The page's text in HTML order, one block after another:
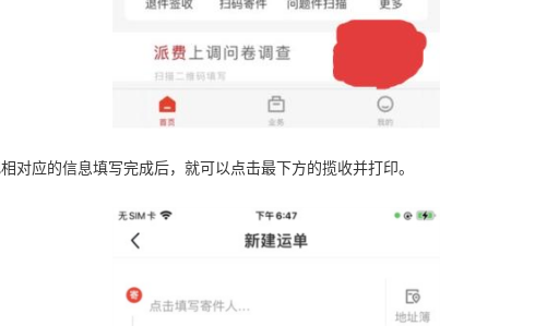
对应的信息填写完成后，就可以点击最下方的揽收并打印。